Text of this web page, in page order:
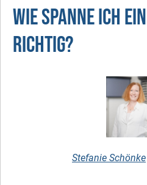
Wie spanne ich
richtig?
Stefanie Schönke